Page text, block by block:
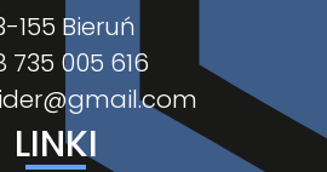
155 Bieruń
735 005 616
LINKI